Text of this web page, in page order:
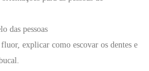
das pessoas
explicar como escovar os dentes e